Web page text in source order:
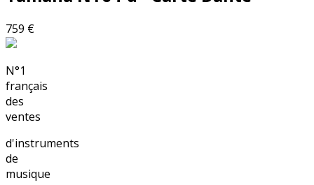
759 €
N°1
français
des
ventes
d'instruments
de
musique